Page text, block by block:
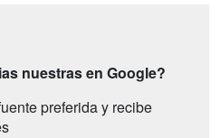
nuestras en Google?
preferida y recibe